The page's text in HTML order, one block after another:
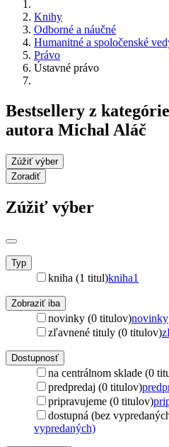
Knihy
Odborné a náučné
Humanitné a spoločenské
Právo
Ústavné právo
Bestsellery z
autora Michal Aláč
Zúžiť výber
Zoradiť
Zúžiť výber
Typ
kniha (1 titul)kniha1
Zobraziť iba
novinky (0 titulov)novinky
zľavnené tituly (0 titulov)
Dostupnosť
na centrálnom sklade (0
predpredaj (0 titulov)
pripravujeme (0 titulov)
dostupná (bez
vypredaných)